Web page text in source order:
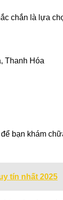
chắn là lựa
Thanh Hóa
bạn khám
tín nhất 2025